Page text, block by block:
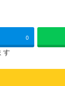
0
す